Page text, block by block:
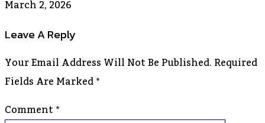
March 2, 2026
Leave A Reply
Your Email Address Will Not Be Published.Required
Fields Are Marked*
Comment*